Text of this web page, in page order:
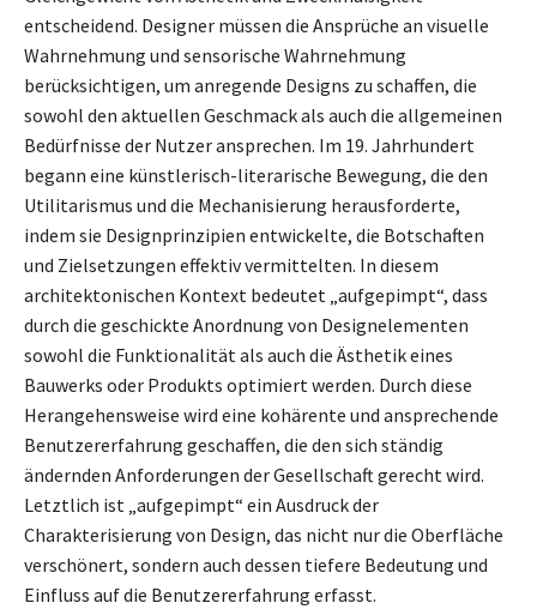
entscheidend. Designer müssen die Ansprüche an visuelle
Wahrnehmung und sensorische Wahrnehmung
berücksichtigen, um anregende Designs zu schaffen, die
sowohl den aktuellen Geschmack als auch die allgemeinen
Bedürfnisse der Nutzer ansprechen. Im 19. Jahrhundert
begann eine künstlerisch-literarische Bewegung, die den
Utilitarismus und die Mechanisierung herausforderte,
indem sie Designprinzipien entwickelte, die Botschaften
und Zielsetzungen effektiv vermittelten. In diesem
architektonischen Kontext bedeutet „aufgepimpt“, dass
durch die geschickte Anordnung von Designelementen
sowohl die Funktionalität als auch die Ästhetik eines
Bauwerks oder Produkts optimiert werden. Durch diese
Herangehensweise wird eine kohärente und ansprechende
Benutzererfahrung geschaffen, die den sich ständig
ändernden Anforderungen der Gesellschaft gerecht wird.
Letztlich ist „aufgepimpt“ ein Ausdruck der
Charakterisierung von Design, das nicht nur die Oberfläche
verschönert, sondern auch dessen tiefere Bedeutung und
Einfluss auf die Benutzererfahrung erfasst.